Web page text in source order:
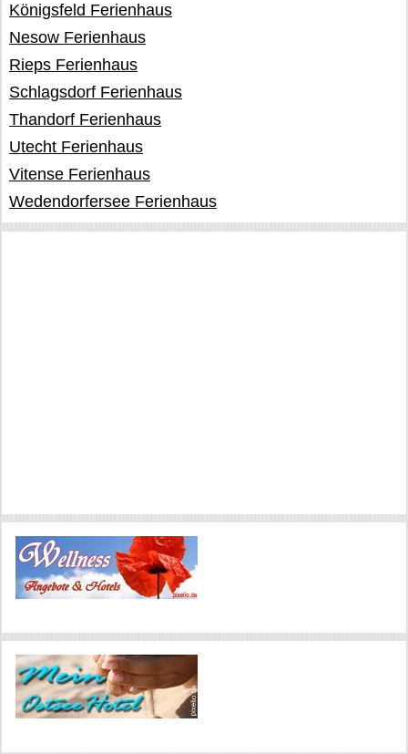
Königsfeld Ferienhaus
Nesow Ferienhaus
Rieps Ferienhaus
Schlagsdorf Ferienhaus
Thandorf Ferienhaus
Utecht Ferienhaus
Vitense Ferienhaus
Wedendorfersee Ferienhaus